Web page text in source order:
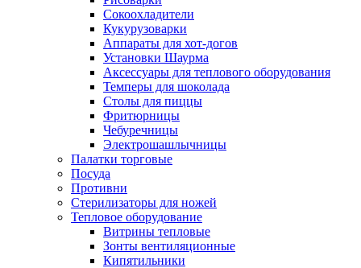
Сокоохладители
Кукурузоварки
Аппараты для хот-догов
Установки Шаурма
Аксессуары для теплового оборудования
Темперы для шоколада
Столы для пиццы
Фритюрницы
Чебуречницы
Электрошашлычницы
Палатки торговые
Посуда
Противни
Стерилизаторы для ножей
Тепловое оборудование
Витрины тепловые
Зонты вентиляционные
Кипятильники